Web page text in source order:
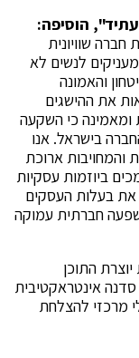
הוסיפה:
שוויונית
לנשים לא
והאמונה
את ההישגים
ומאמינה כי השקעה
בישראל. אנו
והמחויבות ארוכת
ביוזמות עסקיות
בעלות העסקים
חברתית עמוקה
התוכן
אינטראקטיבית
מרכזי להצלחת